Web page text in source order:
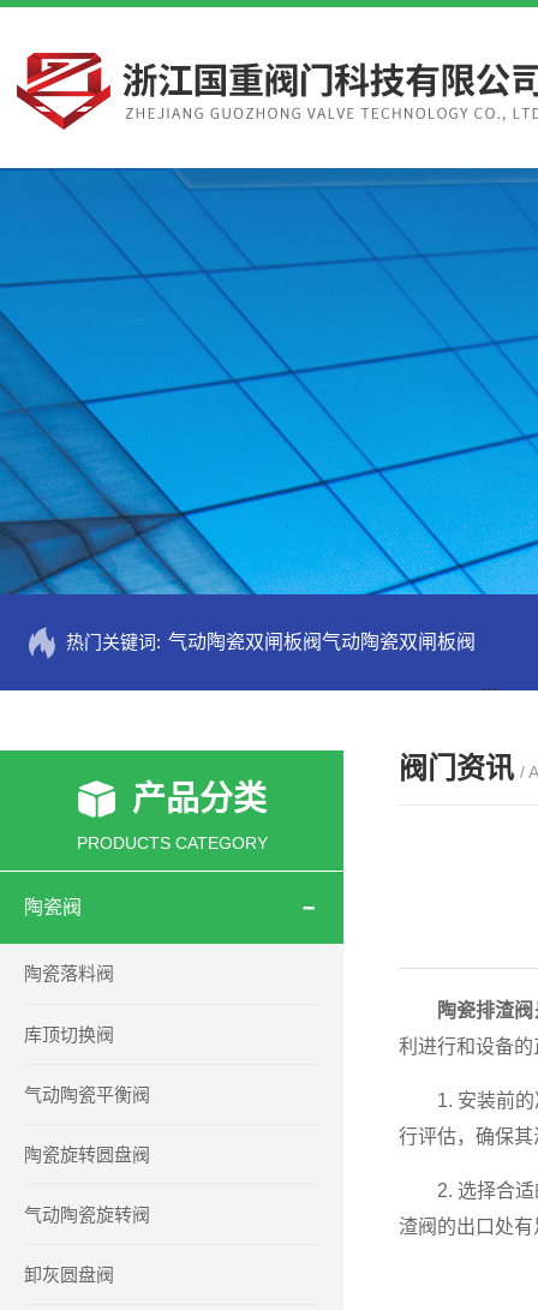
热门关键词: 气动陶瓷双闸板阀气动陶瓷双闸板阀
产品分类
PRODUCTS CATEGORY
陶瓷阀
陶瓷落料阀
库顶切换阀
气动陶瓷平衡阀
陶瓷旋转圆盘阀
气动陶瓷旋转阀
卸灰圆盘阀
阀门资讯 /
陶瓷排渣
利进行和设备
1. 安装前的准
行评估，确保
2. 选择合适的
渣阀的出口处